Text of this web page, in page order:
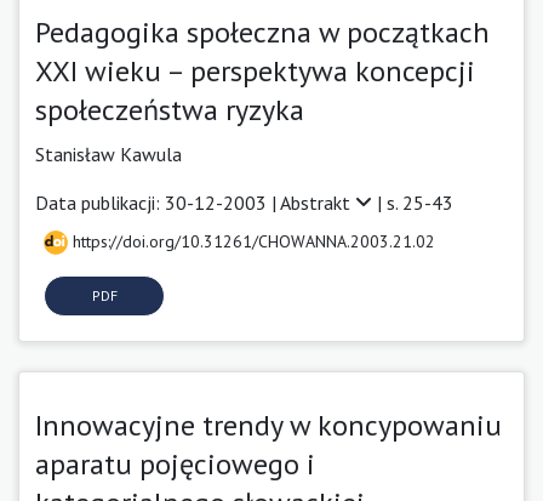
Pedagogika społeczna w początkach
XXI wieku – perspektywa koncepcji
społeczeństwa ryzyka
Stanisław Kawula
Data publikacji: 30-12-2003 | Abstrakt | s. 25-43
https://doi.org/10.31261/CHOWANNA.2003.21.02
PDF
Innowacyjne trendy w koncypowaniu
aparatu pojęciowego i